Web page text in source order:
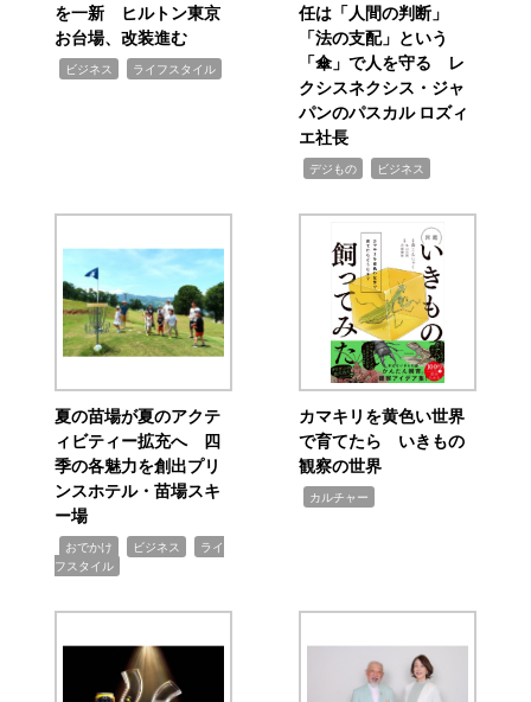
を一新 ヒルトン東京
お台場、改装進む
ビジネス ライフスタイル
任は「人間の判断」
「法の支配」という
「傘」で人を守る レ
クシスネクシス・ジャ
パンのパスカル ロズィ
エ社長
デジもの ビジネス
夏の苗場が夏のアクテ
ィビティー拡充へ 四
季の各魅力を創出プリ
ンスホテル・苗場スキ
ー場
おでかけ ビジネス
ライ
フスタイル
カマキリを黄色い世界
で育てたら いきもの
観察の世界
カルチャー